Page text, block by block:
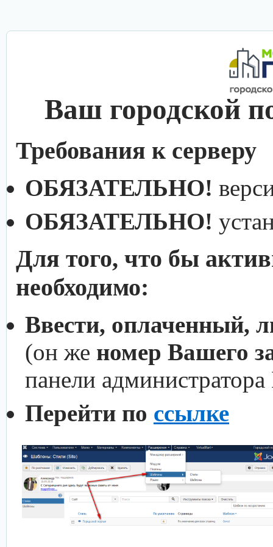
Ваш городской
Требования к серверу
ОБЯЗАТЕЛЬНО!
ОБЯЗАТЕЛЬНО!
Для того, что бы
необходимо:
Ввести, оплаченный,
(он же номер Вашего
панели
Перейти по ссылке